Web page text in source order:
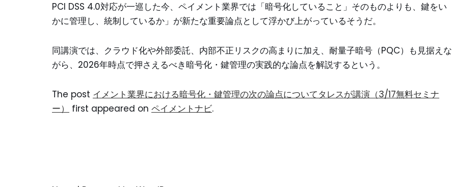
PCI DSS 4.0対応が一巡した今、ペイメント業界では「暗号化しているこ と」そのものよりも、鍵をい
かに管理し、統制しているか」が新たな重要論点として浮かび上がっているそうだ。
同講演では、クラウド化や外部委託、内部不正リスクの高まりに加え、耐量子暗号（PQC）も見据えな
がら、2026年時点で押さえるべき暗号化・鍵管理の実践的な論点を解説するという。
The post イメント業界における暗号化・鍵管理の次の論点についてタレスが講演（3/17無料セミナ
ー）
first appeared on ペイメントナビ.